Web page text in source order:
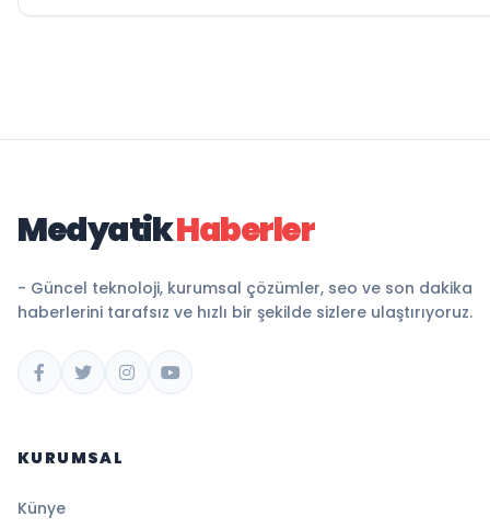
MedyatikHaberler
- Güncel teknoloji, kurumsal çözümler, seo ve son dakika
haberlerini tarafsız ve hızlı bir şekilde sizlere ulaştırıyoruz.
KURUMSAL
Künye